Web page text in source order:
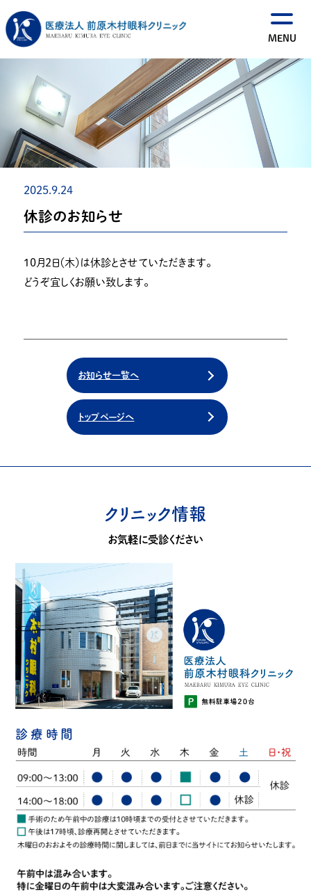
2025.9.24
休診のお知らせ
１０月２日（木）は休診とさせていただきます。
どうぞ宜しくお願い致します。
お知らせ一覧へ
トップページへ
クリニック情報
お気軽に受診ください
診療時間